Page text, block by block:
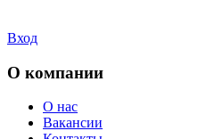
Вход
О компании
О нас
Вакансии